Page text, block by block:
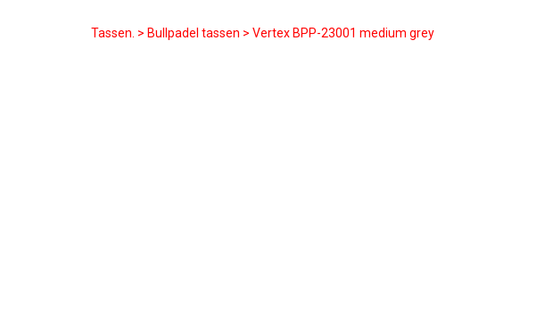
Tassen . > Bullpadel tassen > Vertex BPP-23001 medium grey